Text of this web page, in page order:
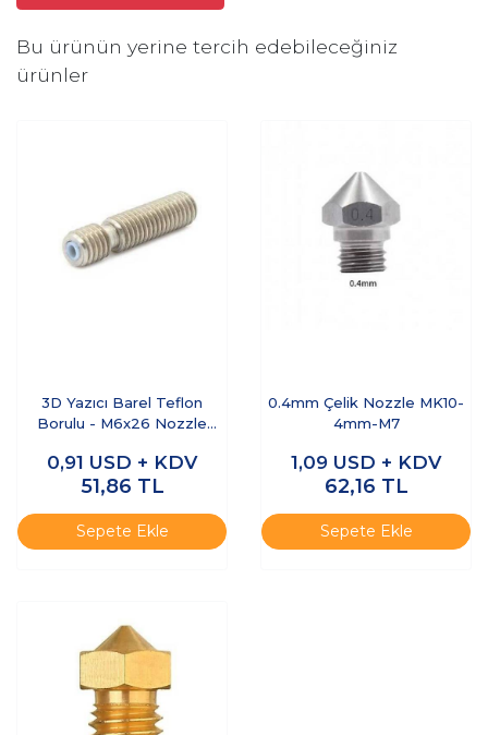
Bu ürünün yerine tercih edebileceğiniz
ürünler
3D Yazıcı Barel Teflon
Borulu - M6x26 Nozzle
0,91 USD + KDV
51,86 TL
Sepete Ekle
0.4mm Çelik Nozzle MK10-
4mm-M7
1,09 USD + KDV
62,16 TL
Sepete Ekle